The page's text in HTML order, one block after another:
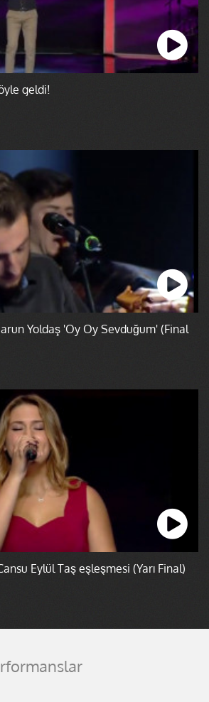
geldi!
Yoldaş 'Oy Oy Sevduğum' (Final
Eylül Taş eşleşmesi (Yarı Final)